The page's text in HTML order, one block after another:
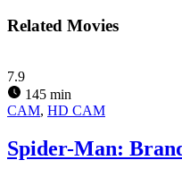
Related Movies
7.9
145 min
CAM, HD CAM
Spider-Man: